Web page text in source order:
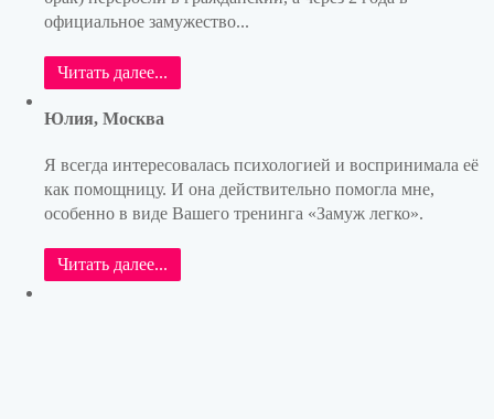
официальное замужество...
Читать далее...
Юлия, Москва
Я всегда интересовалась психологией и воспринимала её
как помощницу. И она действительно помогла мне,
особенно в виде Вашего тренинга «Замуж легко».
Читать далее...